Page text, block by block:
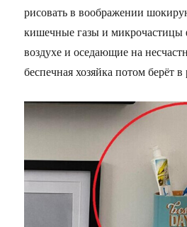
рисовать в воображении
кишечные газы и микрочастицы
воздухе и оседающие на
беспечная хозяйка потом берёт в